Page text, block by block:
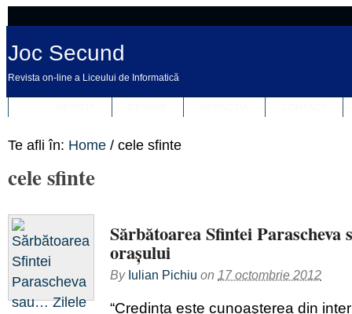
Joc Secund
Revista on-line a Liceului de Informatică
Te afli în: Home / cele sfinte
cele sfinte
Sărbătoarea Sfintei
oraşului
By Iulian Pichiu on 17 octombrie 2012
“Credinţa este cunoaşterea din